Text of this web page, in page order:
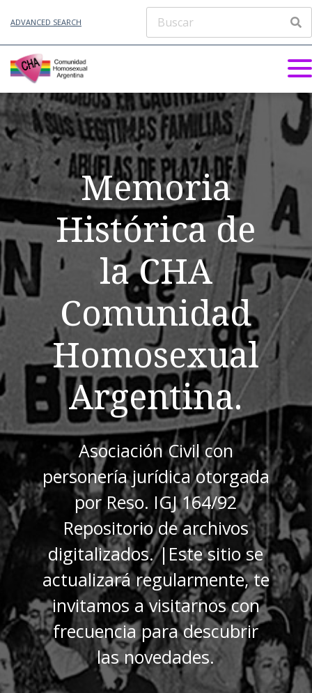
ADVANCED SEARCH
Memoria
Histórica de
la CHA
Comunidad
Homosexual
Argentina.
Asociación Civil con
personería jurídica otorgada
por Reso. IGJ 164/92
Repositorio de archivos
digitalizados. |Este sitio se
actualizará regularmente, te
invitamos a visitarnos con
frecuencia para descubrir
las novedades.